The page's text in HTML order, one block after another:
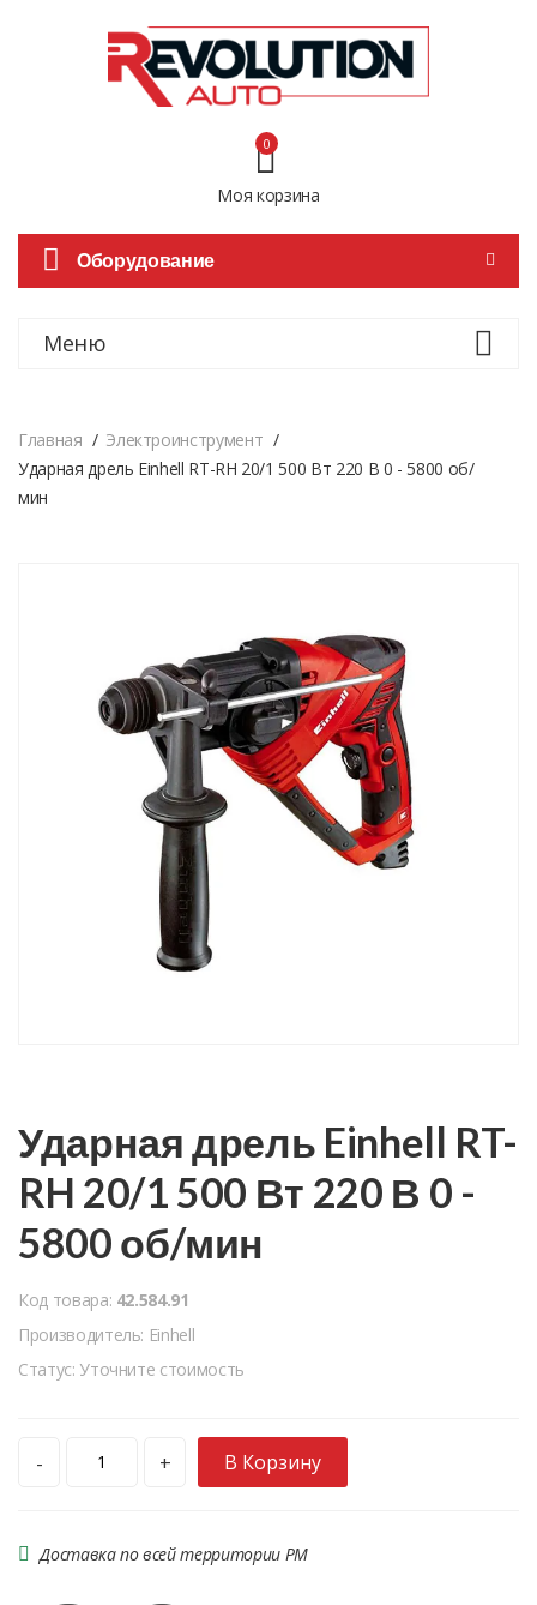
Моя корзина
0
Оборудование
Меню
Главная
Электроинструмент
Ударная дрель Einhell RT-RH 20/1 500 Вт 220 В 0 - 5800 об/
мин
Ударная дрель Einhell RT-
RH 20/1 500 Вт 220 В 0 -
5800 об/мин
Код товара: 42.584.91
Производитель: Einhell
Статус: Уточните стоимость
- + В Корзину
Доставка по всей территории РМ